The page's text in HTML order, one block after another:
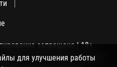
запрещено | 18+
ваше полное согласие
для улучшения работы